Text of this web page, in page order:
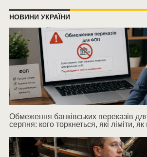
НОВИНИ УКРАЇНИ
Обмеження банківських переказів
серпня: кого торкнеться, які ліміти, як